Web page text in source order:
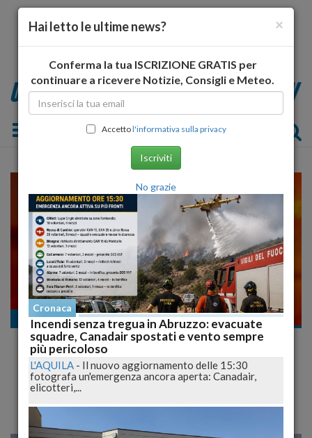
Toggle navigation
Meteo
Bomba di calore nel week end, le città più
calde
Previsioni a cura di 3B Meteo
×
Hai letto le ultime news?
Conferma la tua ISCRIZIONE GRATIS per
continuare a ricevere Notizie, Consigli e Meteo.
Accettol'informativa sulla privacy
Iscriviti
No grazie
Cronaca
Incendi senza tregua in Abruzzo: evacuate
squadre, Canadair spostati e vento sempre
più pericoloso
L'AQUILA - Il nuovo aggiornamento delle 15:30
fotografa un'emergenza ancora aperta: Canadair,
elicotteri,...